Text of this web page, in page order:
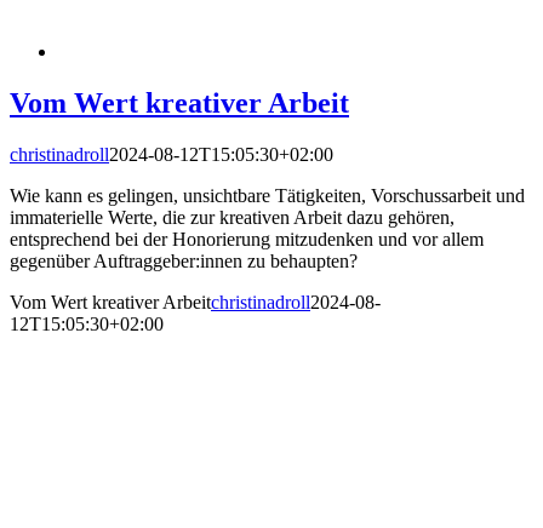
Vom Wert kreativer Arbeit
christinadroll2024-08-12T15:05:30+02:00
Wie kann es gelingen, unsichtbare Tätigkeiten, Vorschussarbeit und
immaterielle Werte, die zur kreativen Arbeit dazu gehören,
entsprechend bei der Honorierung mitzudenken und vor allem
gegenüber Auftraggeber:innen zu behaupten?
Vom Wert kreativer Arbeitchristinadroll2024-08-
12T15:05:30+02:00